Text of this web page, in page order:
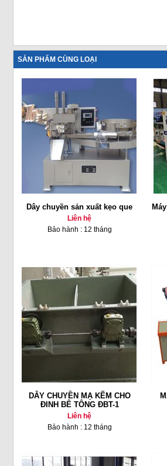
SẢN PHẨM CÙNG LOẠI
Dây chuyền sản xuất kẹo que
Liên hệ
Bảo hành : 12 tháng
DÂY CHUYỀN MẠ KẼM CHO
ĐINH BÊ TÔNG ĐBT-1
Liên hệ
Bảo hành : 12 tháng